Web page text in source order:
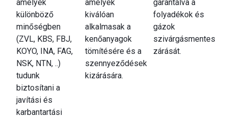
amelyek
különböző
minőségben
(ZVL, KBS, FBJ,
KOYO, INA, FAG,
NSK, NTN, ..)
tudunk
biztosítani a
javítási és
karbantartási
amelyek
kiválóan
alkalmasak a
kenőanyagok
tömítésére és a
szennyeződések
kizárására.
garantálva a
folyadékok és
gázok
szivárgásmentes
zárását.